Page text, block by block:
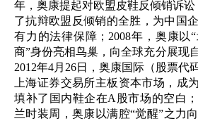
年，奥康提起对欧盟皮鞋反倾销诉
了抗辩欧盟反倾销的全胜，为中国
有力的法律保障；2008年，奥康以
商”身份亮相鸟巢，向全球充分展现
2012年4月26日，奥康国际（股票代
上海证券交易所主板资本市场，成
填补了国内鞋企在A股市场的空白
兰时装周，奥康以满腔“觉醒”之力